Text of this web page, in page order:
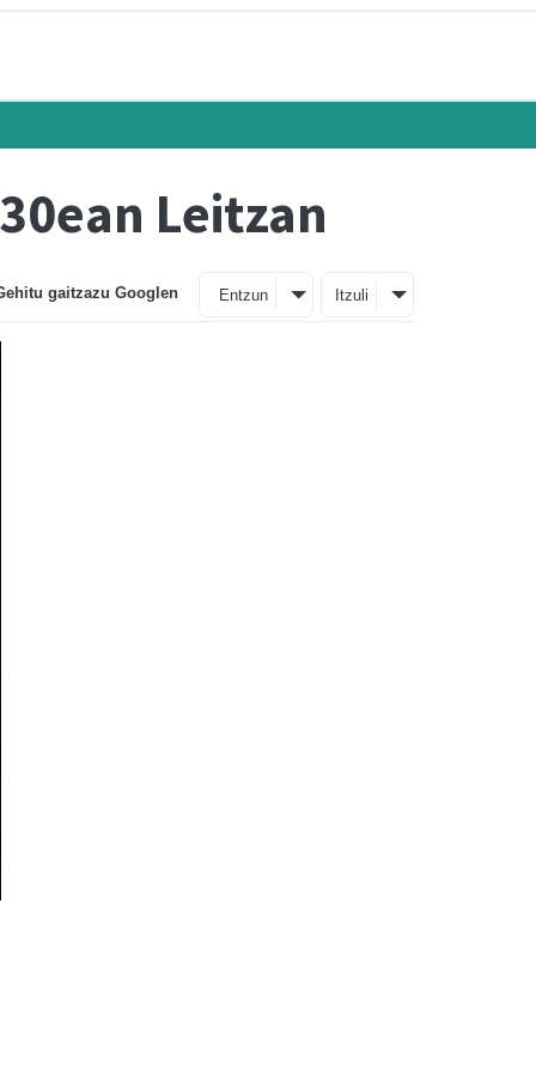
Leitzan
gaitzazu Googlen Entzun Itzuli